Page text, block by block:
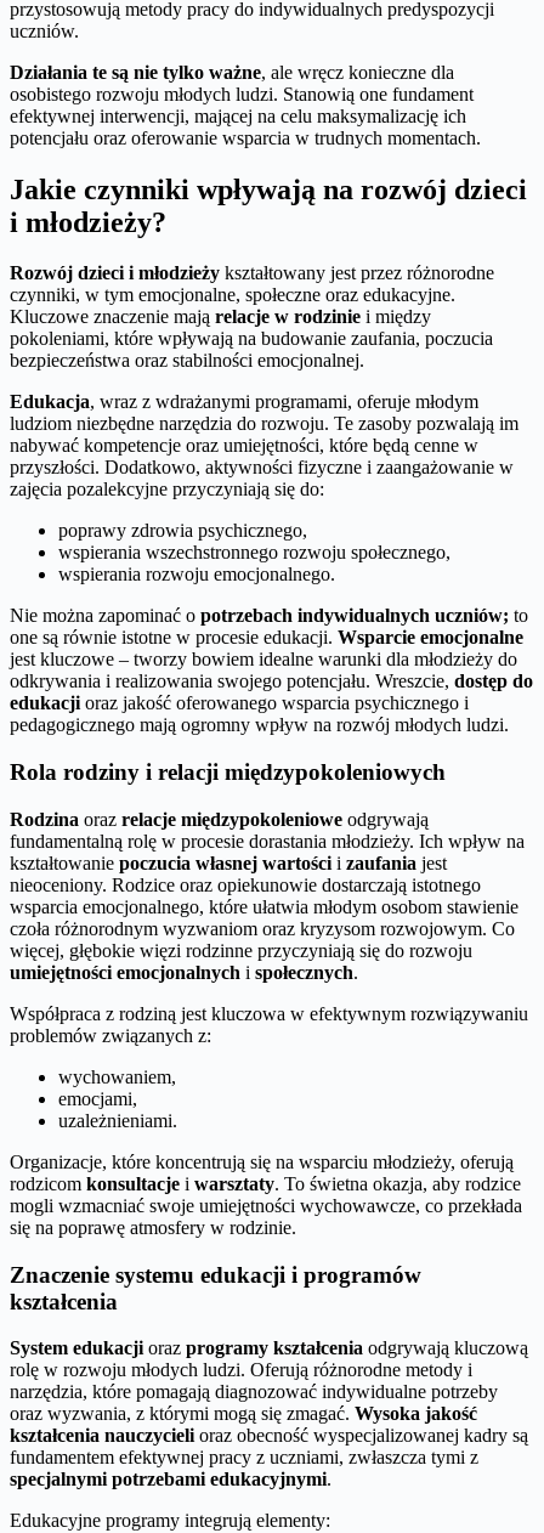
przystosowują metody pracy do indywidualnych predyspozycji
uczniów.
Działania te są nie tylko ważne, ale wręcz konieczne dla
osobistego rozwoju młodych ludzi. Stanowią one fundament
efektywnej interwencji, mającej na celu maksymalizację ich
potencjału oraz oferowanie wsparcia w trudnych momentach.
Jakie czynniki wpływają na rozwój dzieci
i młodzieży?
Rozwój dzieci i młodzieży kształtowany jest przez różnorodne
czynniki, w tym emocjonalne, społeczne oraz edukacyjne.
Kluczowe znaczenie mają relacje w rodzinie i między
pokoleniami, które wpływają na budowanie zaufania, poczucia
bezpieczeństwa oraz stabilności emocjonalnej.
Edukacja, wraz z wdrażanymi programami, oferuje młodym
ludziom niezbędne narzędzia do rozwoju. Te zasoby pozwalają im
nabywać kompetencje oraz umiejętności, które będą cenne w
przyszłości. Dodatkowo, aktywności fizyczne i zaangażowanie w
zajęcia pozalekcyjne przyczyniają się do:
poprawy zdrowia psychicznego,
wspierania wszechstronnego rozwoju społecznego,
wspierania rozwoju emocjonalnego.
Nie można zapominać o potrzebach indywidualnych uczniów; to
one są równie istotne w procesie edukacji. Wsparcie emocjonalne
jest kluczowe – tworzy bowiem idealne warunki dla młodzieży do
odkrywania i realizowania swojego potencjału. Wreszcie, dostęp do
edukacjioraz jakość oferowanego wsparcia psychicznego i
pedagogicznego mają ogromny wpływ na rozwój młodych ludzi.
Rola rodziny i relacji międzypokoleniowych
Rodzina oraz relacje międzypokoleniowe odgrywają
fundamentalną rolę w procesie dorastania młodzieży. Ich wpływ na
kształtowanie poczucia własnej wartości i zaufania jest
nieoceniony. Rodzice oraz opiekunowie dostarczają istotnego
wsparcia emocjonalnego, które ułatwia młodym osobom stawienie
czoła różnorodnym wyzwaniom oraz kryzysom rozwojowym. Co
więcej, głębokie więzi rodzinne przyczyniają się do rozwoju
umiejętności emocjonalnych i społecznych.
Współpraca z rodziną jest kluczowa w efektywnym rozwiązywaniu
problemów związanych z:
wychowaniem,
emocjami,
uzależnieniami.
Organizacje, które koncentrują się na wsparciu młodzieży, oferują
rodzicom konsultacje i warsztaty. To świetna okazja, aby rodzice
mogli wzmacniać swoje umiejętności wychowawcze, co przekłada
się na poprawę atmosfery w rodzinie.
Znaczenie systemu edukacji i programów
kształcenia
System edukacji oraz programy kształcenia odgrywają kluczową
rolę w rozwoju młodych ludzi. Oferują różnorodne metody i
narzędzia, które pomagają diagnozować indywidualne potrzeby
oraz wyzwania, z którymi mogą się zmagać. Wysoka jakość
kształcenia nauczycieli oraz obecność wyspecjalizowanej kadry są
fundamentem efektywnej pracy z uczniami, zwłaszcza tymi z
specjalnymi potrzebami edukacyjnymi.
Edukacyjne programy integrują elementy: